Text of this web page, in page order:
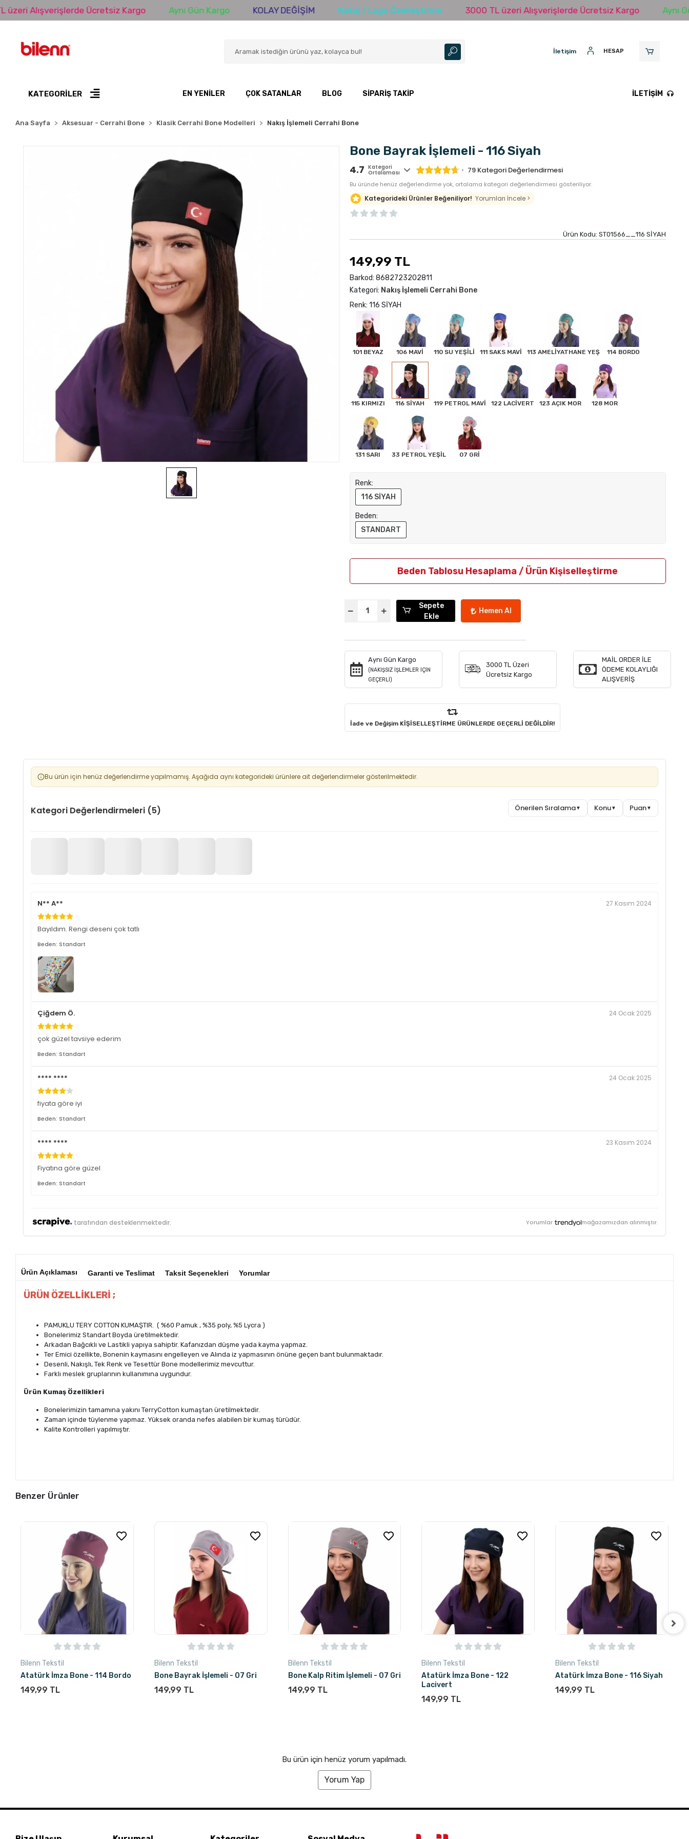
Ücretsiz Kargo Aynı Gün Kargo KOLAY DEĞİŞİM Nakış / Logo Özelleştirme 3000 TL üzeri Alışverişlerde Ücretsiz Kargo Aynı Gün
İletişim HESAP
KATEGORİLER EN YENILER ÇOK SATANLAR BLOG SIPARIŞ TAKIP İLETIŞIM
Ana Sayfa Aksesuar - Cerrahi Bone Klasik Cerrahi Bone Modelleri Nakış İşlemeli Cerrahi Bone
Bone Bayrak İşlemeli - 116 Siyah
4.7 Kategori
Ortalaması 79 Kategori Değerlendirmesi
Bu üründe henüz değerlendirme yok, ortalama kategori değerlendirmesi gösteriliyor.
Kategorideki Ürünler Beğeniliyor! Yorumları İncele >
Ürün Kodu: ST01566__116 SİYAH
149,99 TL
Barkod: 8682723202811
Kategori: Nakış İşlemeli Cerrahi Bone
Renk: 116 SİYAH
101 BEYAZ 106 MAVİ 110 SU YEŞİLİ 111 SAKS MAVİ 113 AMELİYATHANE YEŞ 114 BORDO
115 KIRMIZI 116 SİYAH 119 PETROL MAVİ 122 LACİVERT 123 AÇIK MOR 128 MOR
131 SARI 33 PETROL YEŞİL 07 GRİ
Renk:
116 SİYAH
Beden:
STANDART
Beden Tablosu Hesaplama / Ürün Kişiselleştirme
Sepete
Ekle
Hemen Al
Aynı Gün Kargo
(NAKIŞSIZ İŞLEMLER İÇİN
GEÇERLİ)
3000 TL Üzeri
Ücretsiz Kargo
MAİL ORDER İLE
ÖDEME KOLAYLIĞI
ALIŞVERİŞ
İade ve Değişim KİŞİSELLEŞTİRME ÜRÜNLERDE GEÇERLİ DEĞİLDİR!
Bu ürün için henüz değerlendirme yapılmamış. Aşağıda aynı kategorideki ürünlere ait değerlendirmeler gösterilmektedir.
Kategori Değerlendirmeleri (5) Önerilen Sıralama▼ Konu▼ Puan▼
N** A** 27 Kasım 2024
Bayıldım. Rengi deseni çok tatlı
Beden: Standart
Çiğdem Ö. 24 Ocak 2025
çok güzel tavsiye ederim
Beden: Standart
**** **** 24 Ocak 2025
fiyata göre iyi
Beden: Standart
**** **** 23 Kasım 2024
Fiyatına göre güzel
Beden: Standart
tarafından desteklenmektedir. Yorumlar mağazamızdan alınmıştır.
Ürün Açıklaması Garanti ve Teslimat Taksit Seçenekleri Yorumlar
ÜRÜN ÖZELLİKLERİ ;
PAMUKLU TERY COTTON KUMAŞTIR. ( %60 Pamuk , %35 poly, %5 Lycra )
Bonelerimiz Standart Boyda üretilmektedir.
Arkadan Bağcıklı ve Lastikli yapıya sahiptir. Kafanızdan düşme yada kayma yapmaz.
Ter Emici özellikte, Bonenin kaymasını engelleyen ve Alında iz yapmasının önüne geçen bant bulunmaktadır.
Desenli, Nakışlı, Tek Renk ve Tesettür Bone modellerimiz mevcuttur.
Farklı meslek gruplarının kullanımına uygundur.
Ürün Kumaş Özellikleri
Bonelerimizin tamamına yakını TerryCotton kumaştan üretilmektedir.
Zaman içinde tüylenme yapmaz. Yüksek oranda nefes alabilen bir kumaş türüdür.
Kalite Kontrolleri yapılmıştır.
Benzer Ürünler
Bilenn Tekstil
Atatürk İmza Bone - 114 Bordo
149,99 TL
Bilenn Tekstil
Bone Bayrak İşlemeli - 07 Gri
149,99 TL
Bilenn Tekstil
Bone Kalp Ritim İşlemeli - 07 Gri
149,99 TL
Bilenn Tekstil
Atatürk İmza Bone - 122
Lacivert
149,99 TL
Bilenn Tekstil
Atatürk İmza Bone - 116 Siyah
149,99 TL
Bu ürün için henüz yorum yapılmadı.
Yorum Yap